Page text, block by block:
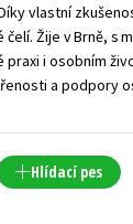
vlastní
Žije v Brně, s
praxi i osobním
a podpory
Hlídací pes